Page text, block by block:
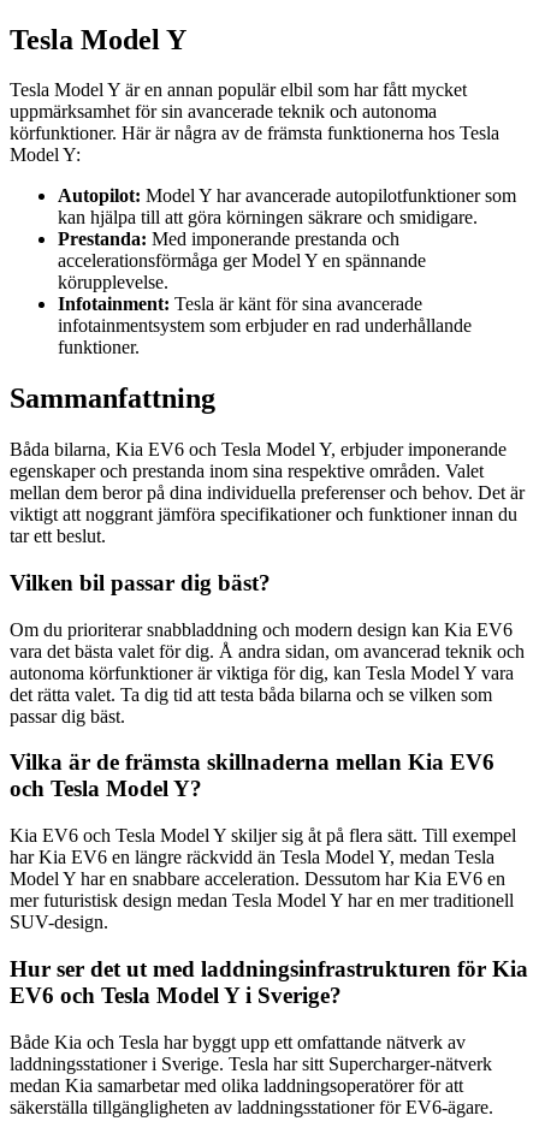
Tesla Model Y
Tesla Model Y är en annan populär elbil som har fått mycket
uppmärksamhet för sin avancerade teknik och autonoma
körfunktioner. Här är några av de främsta funktionerna hos Tesla
Model Y:
Autopilot: Model Y har avancerade autopilotfunktioner som
kan hjälpa till att göra körningen säkrare och smidigare.
Prestanda: Med imponerande prestanda och
accelerationsförmåga ger Model Y en spännande
körupplevelse.
Infotainment: Tesla är känt för sina avancerade
infotainmentsystem som erbjuder en rad underhållande
funktioner.
Sammanfattning
Båda bilarna, Kia EV6 och Tesla Model Y, erbjuder imponerande
egenskaper och prestanda inom sina respektive områden. Valet
mellan dem beror på dina individuella preferenser och behov. Det är
viktigt att noggrant jämföra specifikationer och funktioner innan du
tar ett beslut.
Vilken bil passar dig bäst?
Om du prioriterar snabbladdning och modern design kan Kia EV6
vara det bästa valet för dig. Å andra sidan, om avancerad teknik och
autonoma körfunktioner är viktiga för dig, kan Tesla Model Y vara
det rätta valet. Ta dig tid att testa båda bilarna och se vilken som
passar dig bäst.
Vilka är de främsta skillnaderna mellan Kia EV6
och Tesla Model Y?
Kia EV6 och Tesla Model Y skiljer sig åt på flera sätt. Till exempel
har Kia EV6 en längre räckvidd än Tesla Model Y, medan Tesla
Model Y har en snabbare acceleration. Dessutom har Kia EV6 en
mer futuristisk design medan Tesla Model Y har en mer traditionell
SUV-design.
Hur ser det ut med laddningsinfrastrukturen för Kia
EV6 och Tesla Model Y i Sverige?
Både Kia och Tesla har byggt upp ett omfattande nätverk av
laddningsstationer i Sverige. Tesla har sitt Supercharger-nätverk
medan Kia samarbetar med olika laddningsoperatörer för att
säkerställa tillgängligheten av laddningsstationer för EV6-ägare.